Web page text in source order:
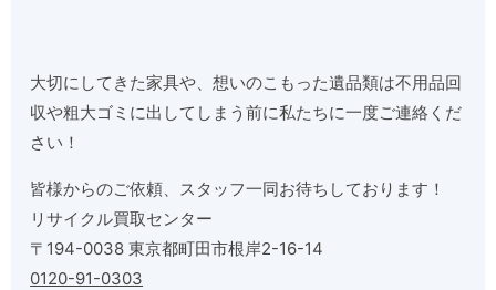
大切にしてきた家具や、想いのこもった遺品類は不用品回
収や粗大ゴミに出してしまう前に私たちに一度ご連絡くだ
さい！
皆様からのご依頼、スタッフ一同お待ちしております！
リサイクル買取センター
〒194-0038 東京都町田市根岸2-16-14
0120-91-0303